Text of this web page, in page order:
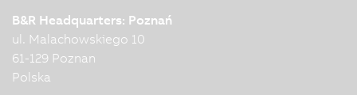
B&R Headquarters: Poznań
ul. Malachowskiego 10
61-129 Poznan
Polska